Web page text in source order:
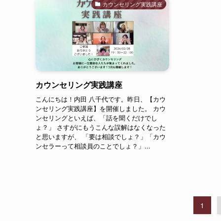
カウンセリング実践講座
カウンセリング実践講座
こんにちは！内田 八千代です。昨日、【カウ
ンセリング実践講座】を開催しました。 カウ
ンセリングといえば、「話を聞くだけでし
ょ？」 さすがにもうこんな誤解はなくなった
と思いますが、 「要は相談でしょ？」「カウ
ンセラーって相談員のことでしょ？」...
1